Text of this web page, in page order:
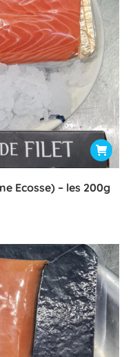
Ecosse) – les 200g